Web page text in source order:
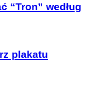
“Tron” według
plakatu